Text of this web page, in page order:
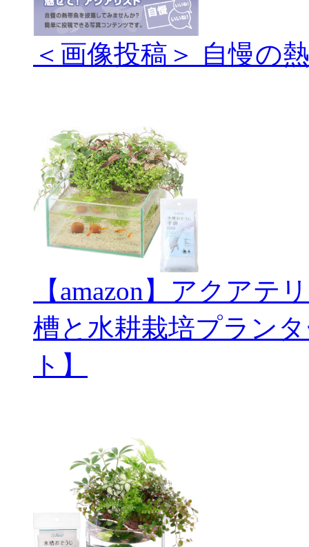
＜画像投稿＞ 自慢の
【amazon】アクアテ
槽と水耕栽培プラン
ト】